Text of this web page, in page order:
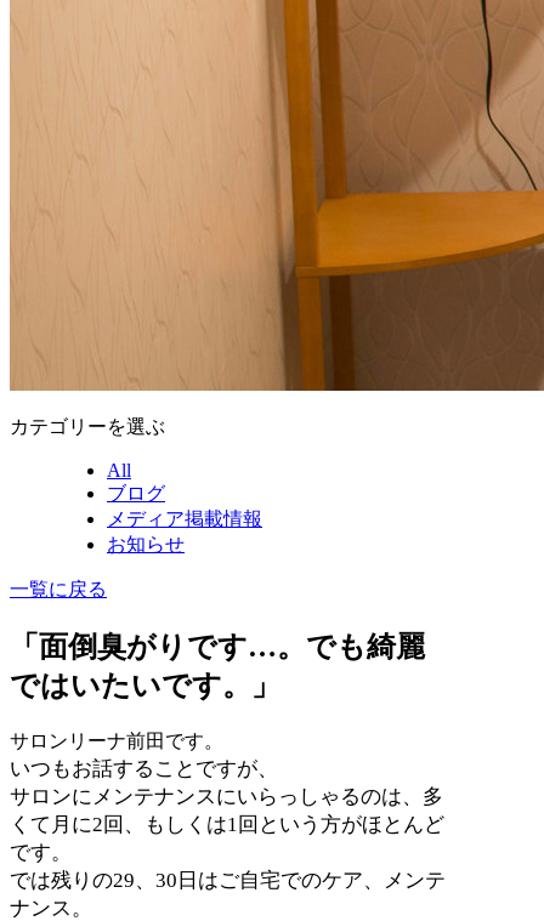
カテゴリーを選ぶ
All
ブログ
メディア掲載情報
お知らせ
一覧に戻る
「面倒臭がりです…。でも綺麗
ではいたいです。」
サロンリーナ前田です。
いつもお話することですが、
サロンにメンテナンスにいらっしゃるのは、多
くて月に2回、もしくは1回という方がほとんど
です。
では残りの29、 30 日はご自宅でのケア、メンテ
ナンス。